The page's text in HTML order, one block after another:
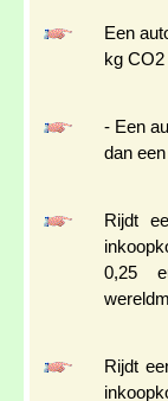
Een
kg
- Een
dan
Rijdt
0,25
Rijdt